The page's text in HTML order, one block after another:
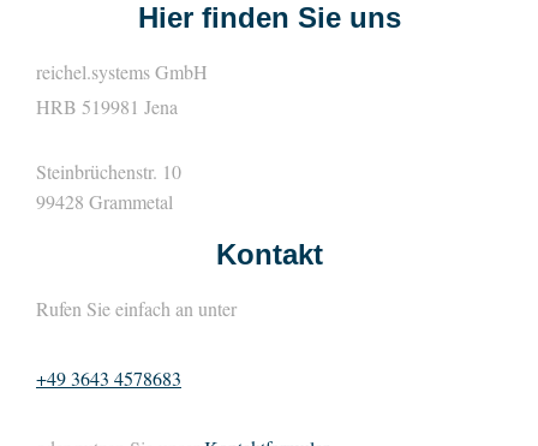
Hier finden Sie uns
reichel.systems GmbH
HRB 519981 Jena
Steinbrüchenstr. 10
99428 Grammetal
Kontakt
Rufen Sie einfach an unter
+49 3643 4578683